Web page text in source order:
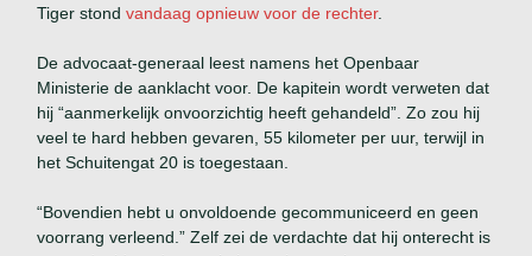
Tiger stondvandaag opnieuw voor de rechter.
De advocaat-generaal leest namens het Openbaar
Ministerie de aanklacht voor. De kapitein wordt verweten dat
hij “aanmerkelijk onvoorzichtig heeft gehandeld”. Zo zou hij
veel te hard hebben gevaren, 55 kilometer per uur, terwijl in
het Schuitengat 20 is toegestaan.
“Bovendien hebt u onvoldoende gecommuniceerd en geen
voorrang verleend.” Zelf zei de verdachte dat hij onterecht is